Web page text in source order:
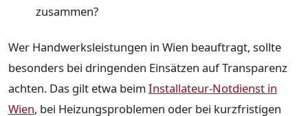
zusammen?
Wer Handwerksleistungen in Wien beauftragt, sollte
besonders bei dringenden Einsätzen auf Transparenz
achten. Das gilt etwa beimInstallateur-Notdienst in
Wien, bei Heizungsproblemen oder bei kurzfristigen